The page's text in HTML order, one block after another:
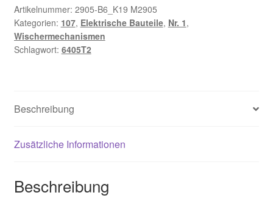
107
6405T2
Menge
Artikelnummer: 2905-B6_K19 M2905
Kategorien: 107, Elektrische Bauteile, Nr. 1,
Wischermechanismen
Schlagwort: 6405T2
Beschreibung
Zusätzliche Informationen
Beschreibung